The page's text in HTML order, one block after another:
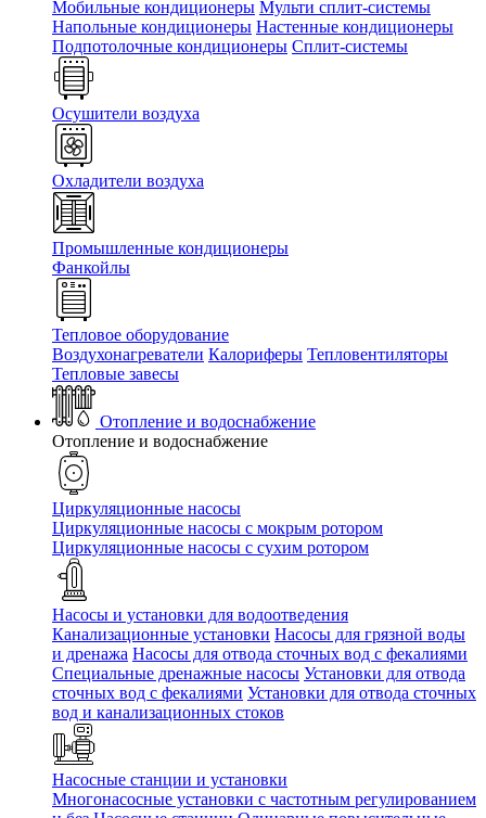
Мобильные кондиционеры Мульти сплит-системы
Напольные кондиционеры Настенные кондиционеры
Подпотолочные кондиционеры Сплит-системы
Осушители воздуха
Охладители воздуха
Промышленные кондиционеры
Фанкойлы
Тепловое оборудование
Воздухонагреватели Калориферы Тепловентиляторы
Тепловые завесы
Отопление и водоснабжение
Отопление и водоснабжение
Циркуляционные насосы
Циркуляционные насосы с мокрым ротором
Циркуляционные насосы с сухим ротором
Насосы и установки для водоотведения
Канализационные установки Насосы для грязной воды
и дренажа Насосы для отвода сточных вод c фекалиями
Специальные дренажные насосы Установки для отвода
сточных вод c фекалиями Установки для отвода сточных
вод и канализационных стоков
Насосные станции и установки
Многонасосные установки с частотным регулированием